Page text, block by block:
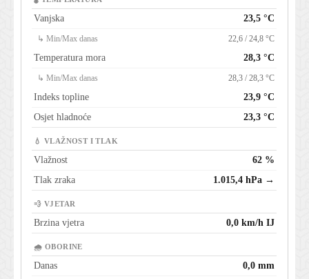
Vanjska 23,5 °C
↳ Min/Max danas 22,6 / 24,8 °C
Temperatura mora 28,3 °C
↳ Min/Max danas 28,3 / 28,3 °C
Indeks topline
23,9 °C
Osjet hladnoće
23,3 °C
💧 VLAŽNOST I TLAK
Vlažnost
62 %
Tlak zraka
1.015,4 hPa →
💨 VJETAR
Brzina vjetra 0,0 km/h IJ
🌧 OBORINE
Danas
0,0 mm